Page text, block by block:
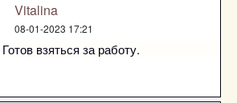
Vitalina
08-01-2023 17:21
Готов взяться за работу.